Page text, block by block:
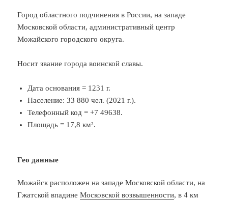
Город областного подчинения в России, на западе
Московской области, административный центр
Можайского городского округа.
Носит звание города воинской славы.
Дата основания = 1231 г.
Население: 33 880 чел. (2021 г.).
Телефонный код = +7 49638.
Площадь = 17,8 км².
Гео данные
Можайск расположен на западе Московской области, на
Гжатской впадинеМосковской возвышенности, в 4 км